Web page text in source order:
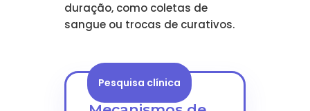
duração, como coletas de
sangue ou trocas de curativos.
Pesquisa clínica